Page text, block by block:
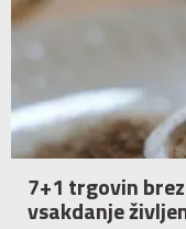
7+1 trgovin
vsakdanje